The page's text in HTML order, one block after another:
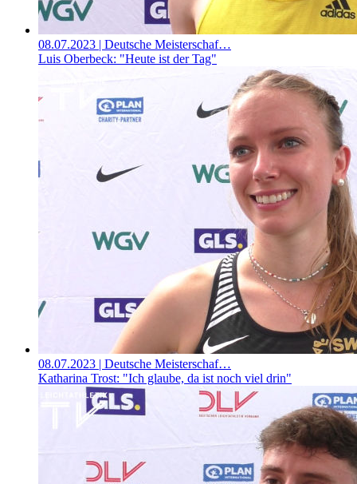
08.07.2023 | Deutsche Meisterschaf…
Luis Oberbeck: "Heute ist der Tag"
08.07.2023 | Deutsche Meisterschaf…
Katharina Trost: "Ich glaube, da ist noch viel drin"